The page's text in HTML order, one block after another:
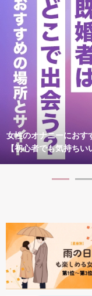
女性のオナニーにおす
【初心者でも気持ちい